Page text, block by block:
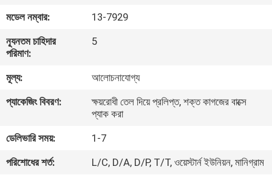
কারখানা
ভ্রমণ
মান
নিয়ন্ত্রণ
যোগাযোগ
করুন
মডেল নম্বার:
13-7929
ন্যূনতম চাহিদার
পরিমাণ:
5
মূল্য:
আলোচনাযোগ্য
প্যাকেজিং বিবরণ:
ক্ষয়রোধী তেল দিয়ে প্রলিপ্ত, শক্ত কাগজের বাক্সে
প্যাক করা
ডেলিভারি সময়:
1-7
পরিশোধের শর্ত:
L/C, D/A, D/P, T/T, ওয়েস্টার্ন ইউনিয়ন, মানিগ্রাম